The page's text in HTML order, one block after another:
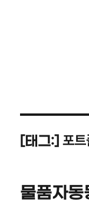
[태그:]포
물품자동